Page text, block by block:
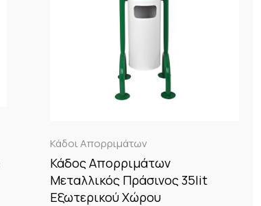
Κάδοι Απορριμάτων
Κάδος Απορριμάτων
Μεταλλικός Πράσινος 35lit
Εξωτερικού Χώρου